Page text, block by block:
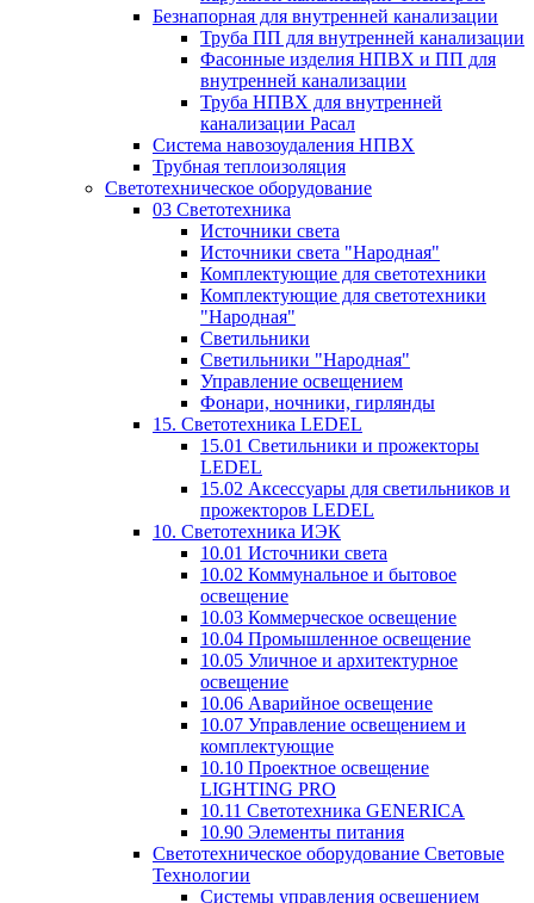
Безнапорная для внутренней канализации
Труба ПП для внутренней канализации
Фасонные изделия НПВХ и ПП для
внутренней канализации
Труба НПВХ для внутренней
канализации Расал
Система навозоудаления НПВХ
Трубная теплоизоляция
Светотехническое оборудование
03 Светотехника
Источники света
Источники света "Народная"
Комплектующие для светотехники
Комплектующие для светотехники
"Народная"
Светильники
Светильники "Народная"
Управление освещением
Фонари, ночники, гирлянды
15. Светотехника LEDEL
15.01 Светильники и прожекторы
LEDEL
15.02 Аксессуары для светильников и
прожекторов LEDEL
10. Светотехника ИЭК
10.01 Источники света
10.02 Коммунальное и бытовое
освещение
10.03 Коммерческое освещение
10.04 Промышленное освещение
10.05 Уличное и архитектурное
освещение
10.06 Аварийное освещение
10.07 Управление освещением и
комплектующие
10.10 Проектное освещение
LIGHTING PRO
10.11 Светотехника GENERICA
10.90 Элементы питания
Светотехническое оборудование Световые
Технологии
Системы управления освещением